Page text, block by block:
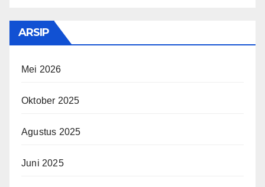
ARSIP
Mei 2026
Oktober 2025
Agustus 2025
Juni 2025